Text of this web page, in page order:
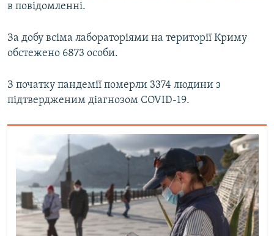
в повідомленні.
За добу всіма лабораторіями на території Криму
обстежено 6873 особи.
З початку пандемії померли 3374 людини з
підтвердженим діагнозом COVID-19.